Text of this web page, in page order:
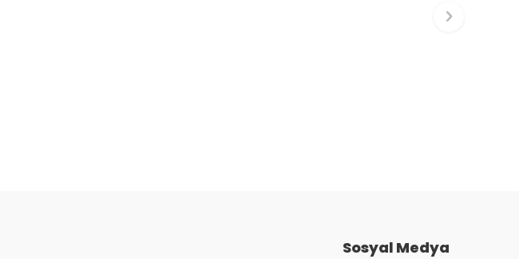
Sosyal Medya